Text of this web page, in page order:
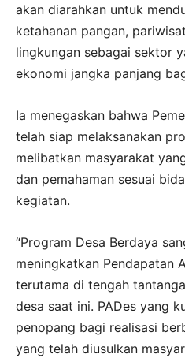
akan diarahkan untuk
ketahanan pangan,
lingkungan sebagai sektor
ekonomi jangka panjang
Ia menegaskan bahwa
telah siap melaksanakan
melibatkan masyarakat
dan pemahaman sesuai
kegiatan.
“Program Desa Berdaya
meningkatkan Pendapatan
terutama di tengah
desa saat ini. PADes yang
penopang bagi realisasi
yang telah diusulkan